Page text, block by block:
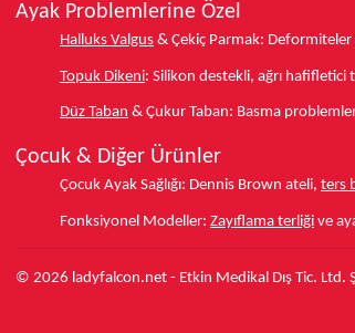
Ayak Problemlerine Özel
Halluks Valgus & Çekiç Parmak: Deformiteler
Topuk Dikeni: Silikon destekli, ağrı hafifletici
Düz Taban & Çukur Taban: Basma
Çocuk & Diğer Ürünler
Çocuk Ayak Sağlığı: Dennis Brown ateli, ters
Fonksiyonel Modeller: Zayıflama terliği ve
© 2026 ladyfalcon.net - Etkin Medikal Dış Tic. Ltd.